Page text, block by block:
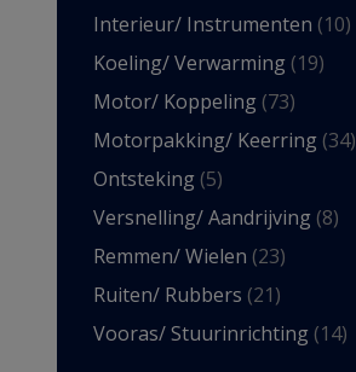
Interieur/ Instrumenten (10)
Koeling/ Verwarming (19)
Motor/ Koppeling (73)
Motorpakking/ Keerring (34)
Ontsteking (5)
Versnelling/ Aandrijving (8)
Remmen/ Wielen (23)
Ruiten/ Rubbers (21)
Vooras/ Stuurinrichting (14)